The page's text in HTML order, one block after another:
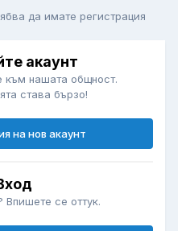
да имате регистрация
акаунт
към нашата общност.
става бързо!
на нов акаунт
Впишете се оттук.